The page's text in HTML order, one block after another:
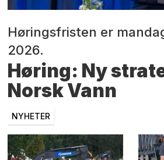
Høringsfristen er
2026.
Høring: Ny
Norsk Vann
NYHETER